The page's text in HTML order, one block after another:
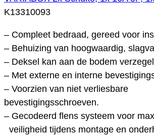
K13310093
– Compleet bedraad, gereed voor
– Behuizing van hoogwaardig,
– Deksel kan aan de bodem
– Met externe en interne
– Voorzien van niet verliesbare
bevestigingsschroeven.
– Gecodeerd flens systeem voor
veiligheid tijdens montage en